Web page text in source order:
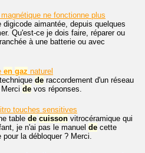
ne fonctionne plus
digicode aimantée, depuis quelques
Qu'est-ce je dois faire, réparer ou
à une batterie ou avec
en gaz naturel
de raccordement d'un réseau
de vos réponses.
touches sensitives
table de cuisson vitrocéramique qui
je n'ai pas le manuel de cette
la débloquer ? Merci.